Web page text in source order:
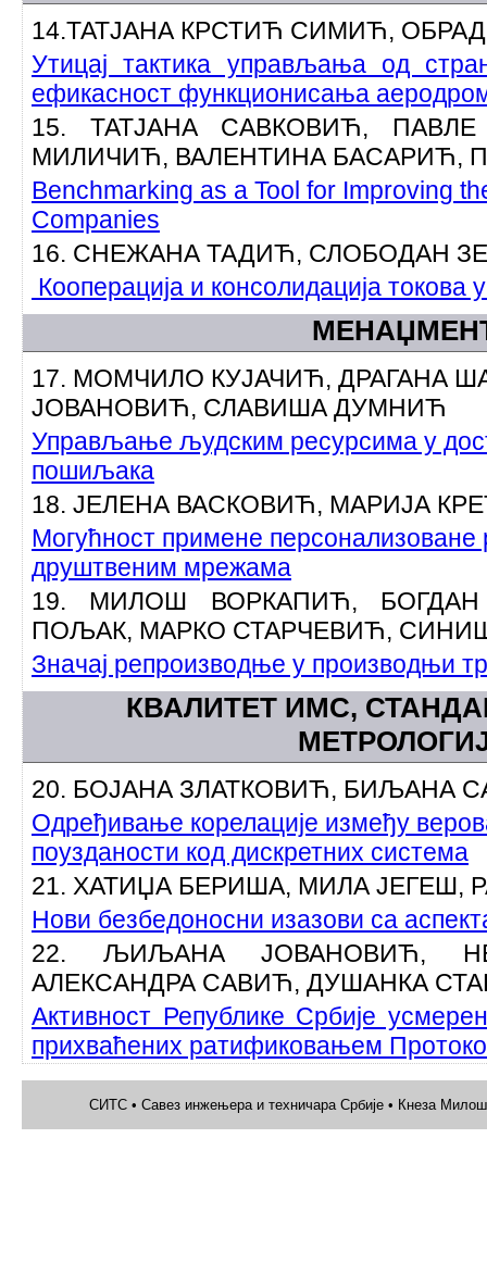
14.ТАТЈАНА КРСТИЋ СИМИЋ,
Утицај тактика управљања од
ефикасност функционисања
15. ТАТЈАНА САВКОВИЋ,
МИЛИЧИЋ, ВАЛЕНТИНА БАСАРИЋ,
Benchmarking as a Tool for Improving
Companies
16. СНЕЖАНА ТАДИЋ, СЛОБОДАН
Кооперација и консолидација токова
17. МОМЧИЛО КУЈАЧИЋ, ДРАГАНА
ЈОВАНОВИЋ, СЛАВИША ДУМНИЋ
Управљање људским ресурсима у
пошиљака
18. ЈЕЛЕНА ВАСКОВИЋ, МАРИЈА
Могућност примене
друштвеним мрежама
19. МИЛОШ ВОРКАПИЋ,
ПОЉАК, МАРКО СТАРЧЕВИЋ,
Значај репроизводње у производњи
КВАЛИТЕТ ИМС,
20. БОЈАНА ЗЛАТКОВИЋ, БИЉАНА
Одређивање корелације између
поузданости код дискретних система
21. ХАТИЏА БЕРИША, МИЛА ЈЕГЕШ,
Нови безбедоносни изазови са
22. ЉИЉАНА ЈОВАНОВИЋ,
АЛЕКСАНДРА САВИЋ, ДУШАНКА
Активност Републике Србије
прихваћених ратификовањем
СИТС • Савез инжењера и техничара Србије • Кнеза